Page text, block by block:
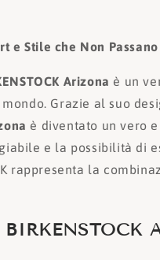
e Stile che Non
Arizona è un
Grazie al suo
è diventato un vero
e la possibilità di
rappresenta la